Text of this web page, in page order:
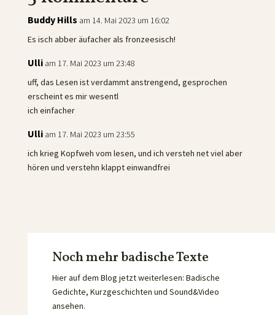
Buddy Hills am 14. Mai 2023 um 16:02
Es isch abber äufacher als fronzeesisch!
Ulli am 17. Mai 2023 um 23:48
uff, das Lesen ist verdammt anstrengend, gesprochen
erscheint es mir wesentl
ich einfacher
Ulli am 17. Mai 2023 um 23:55
ich krieg Kopfweh vom lesen, und ich versteh net viel aber
hören und verstehn klappt einwandfrei
Noch mehr badische Texte
Hier auf dem Blog jetzt weiterlesen: Badische
Gedichte, Kurzgeschichten und Sound&Video
ansehen.